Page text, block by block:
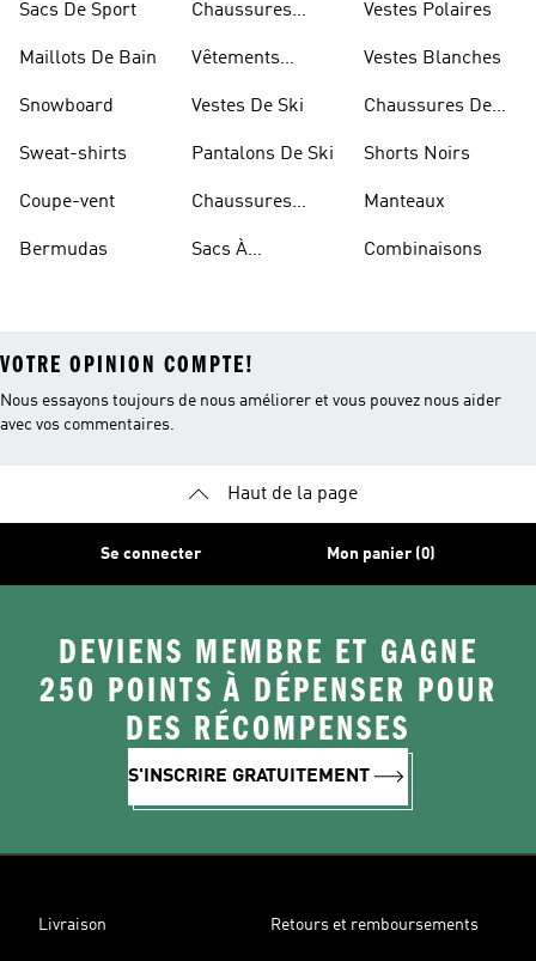
Sacs De Sport
Maillots De Bain
Snowboard
Sweat-shirts
Coupe-vent
Bermudas
Chaussures
Vêtements
Vestes De Ski
Pantalons De Ski
Chaussures
Sacs À
Vestes Polaires
Vestes Blanches
Chaussures De
Shorts Noirs
Manteaux
Combinaisons
VOTRE OPINION COMPTE!
Nous essayons toujours de nous améliorer et vous pouvez nous aider
avec vos commentaires.
Haut de la page
Se connecter Mon panier (0)
DEVIENS MEMBRE ET GAGNE
250 POINTS À DÉPENSER POUR
DES RÉCOMPENSES
S'INSCRIRE GRATUITEMENT
Livraison Retours et remboursements